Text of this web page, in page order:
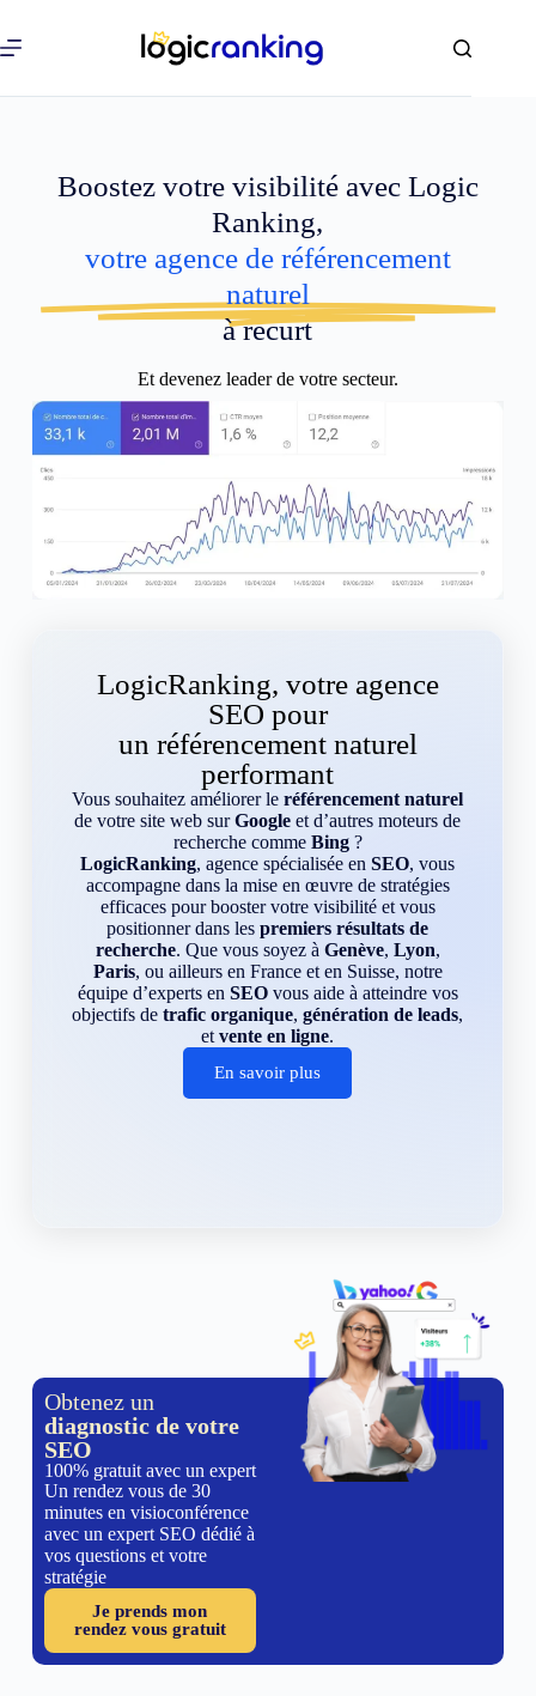
Boostez votre visibilité avec Logic
Ranking,
votre agence de référencement
naturel
à recurt
Et devenez leader de votre secteur.
LogicRanking, votre agence
SEO pour
un référencement naturel
performant
Vous souhaitez améliorer leréférencement naturel
de votre site web surGoogle et d’autres moteurs de
recherche comme Bing?
LogicRanking, agence spécialisée enSEO, vous
accompagne dans la mise en œuvre de stratégies
efficaces pour booster votre visibilité et vous
positionner dans lespremiers résultats de
recherche. Que vous soyez à Genève, Lyon,
Paris, ou ailleurs en France et en Suisse, notre
équipe d’experts en SEOvous aide à atteindre vos
objectifs detrafic organique,génération de leads,
etvente en ligne.
En savoir plus
Obtenez un
diagnostic de votre
SEO
100% gratuit avec un expert
Un rendez vous de 30
minutes en visioconférence
avec un expert SEO dédié à
vos questions et votre
stratégie
Je prends mon
rendez vous gratuit